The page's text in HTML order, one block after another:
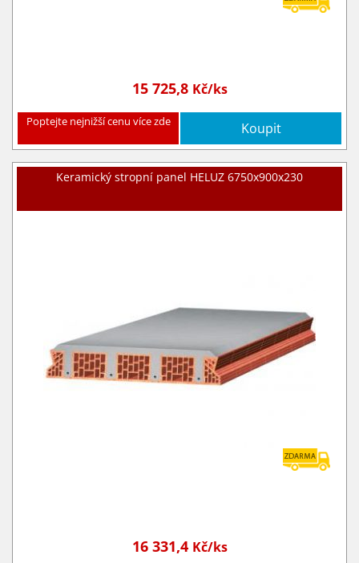
15 725,8 Kč/ks
Poptejte nejnižší cenu více zde Koupit
Keramický stropní panel HELUZ 6750x900x230
16 331,4 Kč/ks